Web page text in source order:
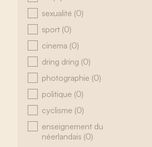
sexualité (0)
sport (0)
cinema (0)
dring dring (0)
photographie (0)
politique (0)
cyclisme (0)
enseignement du
néerlandais (0)